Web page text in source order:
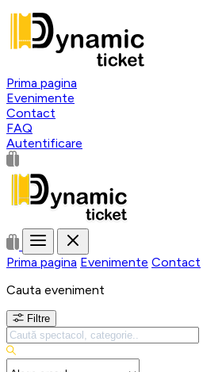
Prima pagina
Evenimente
Contact
FAQ
Autentificare
Prima pagina Evenimente Contact
Cauta eveniment
Filtre